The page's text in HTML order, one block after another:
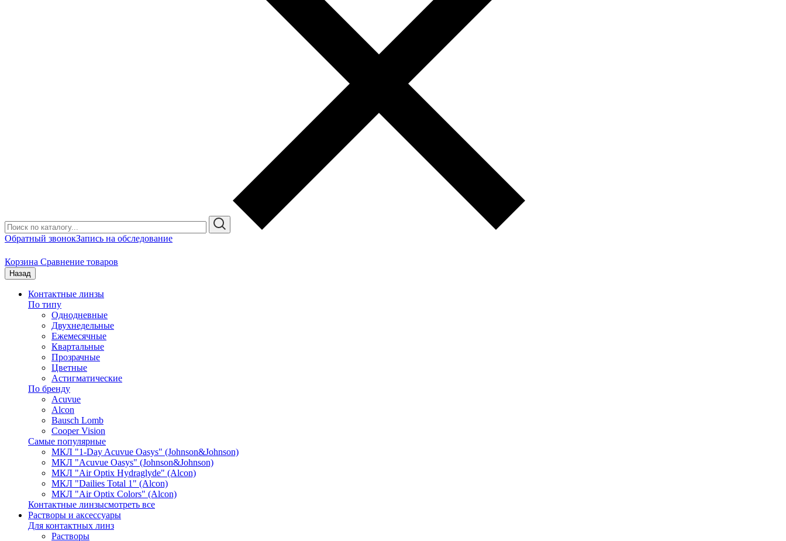
Обратный звонокЗапись на обследование
Корзина Сравнение товаров
Назад
Контактные линзы
По типу
Однодневные
Двухнедельные
Ежемесячные
Квартальные
Прозрачные
Цветные
Астигматические
По бренду
Acuvue
Alcon
Bausch Lomb
Cooper Vision
Самые популярные
МКЛ "1-Day Acuvue Oasys" (Johnson&Johnson)
МКЛ "Acuvue Oasys" (Johnson&Johnson)
МКЛ "Air Optix Hydraglyde" (Alcon)
МКЛ "Dailies Total 1" (Alcon)
МКЛ "Air Optix Colors" (Alcon)
Контактные линзысмотреть все
Растворы и аксессуары
Для контактных линз
Растворы